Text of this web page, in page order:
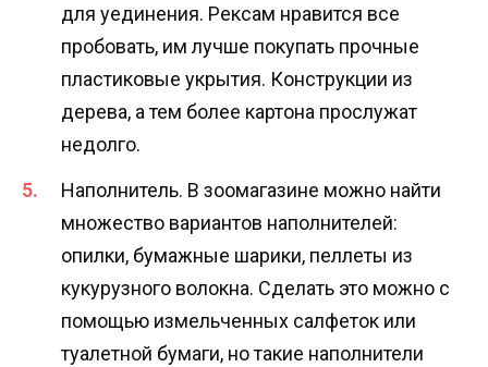
для уединения. Рексам нравится все
пробовать, им лучше покупать прочные
пластиковые укрытия. Конструкции из
дерева, а тем более картона прослужат
недолго.
Наполнитель. В зоомагазине можно найти
множество вариантов наполнителей:
опилки, бумажные шарики, пеллеты из
кукурузного волокна. Сделать это можно с
помощью измельченных салфеток или
туалетной бумаги, но такие наполнители